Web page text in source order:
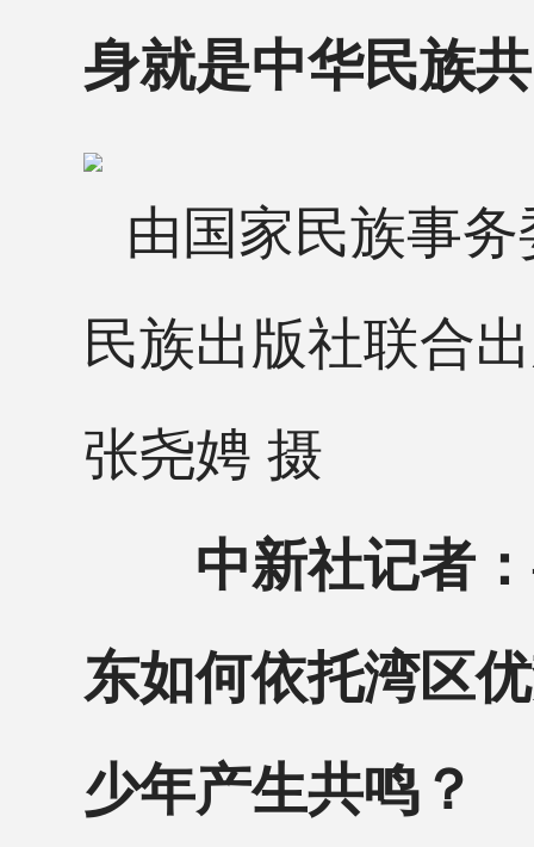
身就是中华民族
由国家民族事
民族出版社联合
张尧娉 摄
中新社记者
东如何依托湾区
少年产生共鸣？